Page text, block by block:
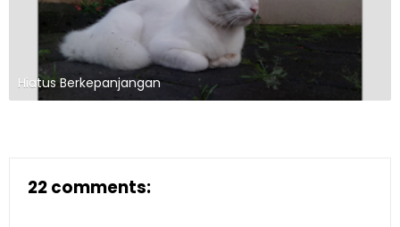
Hiatus Berkepanjangan
22 comments: